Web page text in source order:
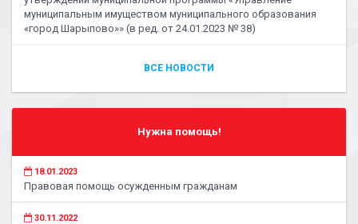
муниципальным имуществом муниципального образования
«город Шарыпово»» (в ред. от 24.01.2023 № 38)
ВСЕ НОВОСТИ
Нужна помощь!
18.01.2023
Правовая помощь осужденным гражданам
30.11.2022